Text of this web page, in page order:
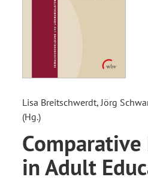
Lisa Breitschwerdt, Jörg
(Hg.)
Comparative
in Adult